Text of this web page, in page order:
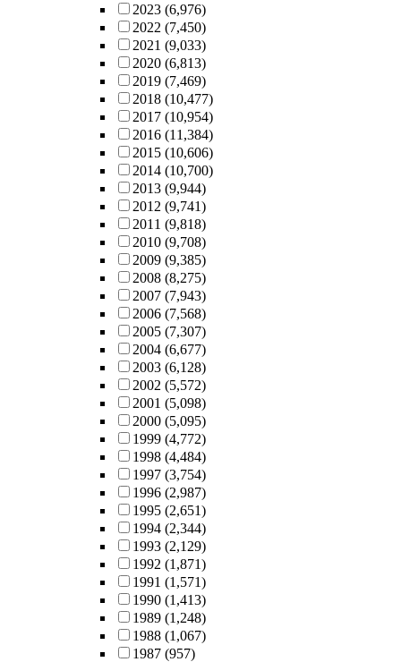
2023 (6,976)
2022 (7,450)
2021 (9,033)
2020 (6,813)
2019 (7,469)
2018 (10,477)
2017 (10,954)
2016 (11,384)
2015 (10,606)
2014 (10,700)
2013 (9,944)
2012 (9,741)
2011 (9,818)
2010 (9,708)
2009 (9,385)
2008 (8,275)
2007 (7,943)
2006 (7,568)
2005 (7,307)
2004 (6,677)
2003 (6,128)
2002 (5,572)
2001 (5,098)
2000 (5,095)
1999 (4,772)
1998 (4,484)
1997 (3,754)
1996 (2,987)
1995 (2,651)
1994 (2,344)
1993 (2,129)
1992 (1,871)
1991 (1,571)
1990 (1,413)
1989 (1,248)
1988 (1,067)
1987 (957)